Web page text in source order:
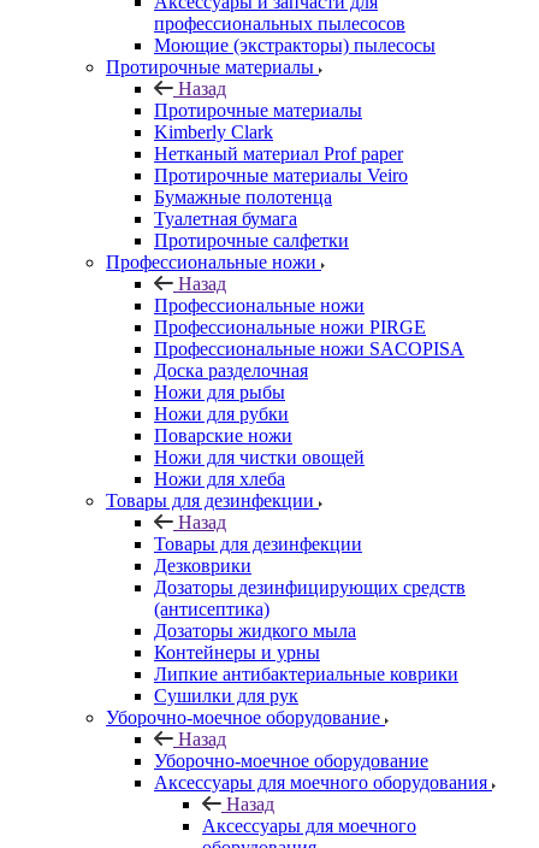
профессиональных пылесосов
Моющие (экстракторы) пылесосы
Протирочные материалы
Назад
Протирочные материалы
Kimberly Clark
Нетканый материал Prof paper
Протирочные материалы Veiro
Бумажные полотенца
Туалетная бумага
Протирочные салфетки
Профессиональные ножи
Назад
Профессиональные ножи
Профессиональные ножи PIRGE
Профессиональные ножи SACOPISA
Доска разделочная
Ножи для рыбы
Ножи для рубки
Поварские ножи
Ножи для чистки овощей
Ножи для хлеба
Товары для дезинфекции
Назад
Товары для дезинфекции
Дезковрики
Дозаторы дезинфицирующих средств
(антисептика)
Дозаторы жидкого мыла
Контейнеры и урны
Липкие антибактериальные коврики
Сушилки для рук
Уборочно-моечное оборудование
Назад
Уборочно-моечное оборудование
Аксессуары для моечного оборудования
Назад
Аксессуары для моечного